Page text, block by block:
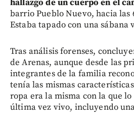
hallazgo de un cuerpo en el
barrio Pueblo Nuevo, hacia las
Estaba tapado con una sábana
Tras análisis forenses,
de Arenas, aunque desde las
integrantes de la familia
tenía las mismas
ropa era la misma con la que
última vez vivo, incluyendo